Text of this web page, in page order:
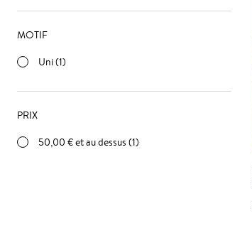
MOTIF
Uni (1)
PRIX
50,00 €et au dessus (1)